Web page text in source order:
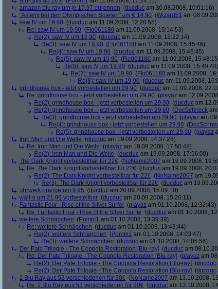
amazon blu ray um je 17,97 euronnen (ducduc am 30.08.2008, 10:01:16)
"Asterix bei den Olympischen Spielen" um € 14,90 (Wizard51 am
saw IV um 19,90 (ducduc am 11.09.2008, 12:20:55)
Re: saw IV um 19,90 (Flo061180 am 11.09.2008, 15:14:53)
Re(2): saw IV um 19,90 (ducduc am 11.09.2008, 15:22:14)
Re(3): saw IV um 19,90 (Flo061180 am 11.09.2008, 15:45:46)
Re(4): saw IV um 19,90 (ducduc am 11.09.2008, 15:46:45)
Re(5): saw IV um 19,90 (Flo061180 am 11.09.2008,
Re(6): saw IV um 19,90 (ducduc am 11.09.2008, 15:49:48)
Re(7): saw IV um 19,90 (Flo061180 am 11.09.2008,
Re(8): saw IV um 19,90 (ducduc am 11.09.2008,
grindhouse box - jetzt vorbestellen um 29,90 (ducduc am 11.09.2008,
Re: grindhouse box - jetzt vorbestellen um 29,90 (playaz am
Re(2): grindhouse box - jetzt vorbestellen um 29,90 (ducduc am
Re(2): grindhouse box - jetzt vorbestellen um 29,90 (DocSchneck
Re(3): grindhouse box - jetzt vorbestellen um 29,90 (playaz am
Re(4): grindhouse box - jetzt vorbestellen um 29,90 (
Re(5): grindhouse box - jetzt vorbestellen um 29,90 (playaz
Iron Man und Die Welle (ducduc am 19.09.2008, 14:37:28)
Re: Iron Man und Die Welle (playaz am 19.09.2008, 17:50:48)
Re(2): Iron Man und Die Welle (ducduc am 19.09.2008, 17:56:00)
The Dark Knight vorbestellbar für 22€ (NoName2007 am 19.09.2008,
Re: The Dark Knight vorbestellbar für 22€ (ducduc am 19.09.2008,
Re(2): The Dark Knight vorbestellbar für 22€ (NoName2007 am
Re(3): The Dark Knight vorbestellbar für 22€ (ducduc am
uhrwerk orange um 9,95 (ducduc am 20.09.2008, 15:09:10)
wall-e um 21,99 vorbestellbar (ducduc am 20.09.2008, 15:20:11)
Fantastic Four - Rise of the Silver Surfer (playaz am 01.10.2008, 12:32:43)
Re: Fantastic Four - Rise of the Silver Surfer (ducduc am 01.10.2008,
weitere Schnäpchen (Pomm1 am 01.10.2008, 13:39:39)
Re: weitere Schnäpchen (ducduc am 01.10.2008, 13:43:44)
Re(2): weitere Schnäpchen (Pomm1 am 01.10.2008, 14:03:47)
Re(3): weitere Schnäpchen (ducduc am 01.10.2008, 14:05:56)
Der Pate Trilogie - The Coppola Restoration [Blu-ray] (ducduc am
Re: Der Pate Trilogie - The Coppola Restoration [Blu-ray] (playaz am
Re(2): Der Pate Trilogie - The Coppola Restoration [Blu-ray] (ducduc
Re(2): Der Pate Trilogie - The Coppola Restoration [Blu-ray] (ducduc
2 Blu Ray aus 53 verschiedenen für 30€ (NoName2007 am 13.10.2008,
Re: 2 Blu Ray aus 53 verschiedenen für 30€ (ducduc am 13.10.2008,